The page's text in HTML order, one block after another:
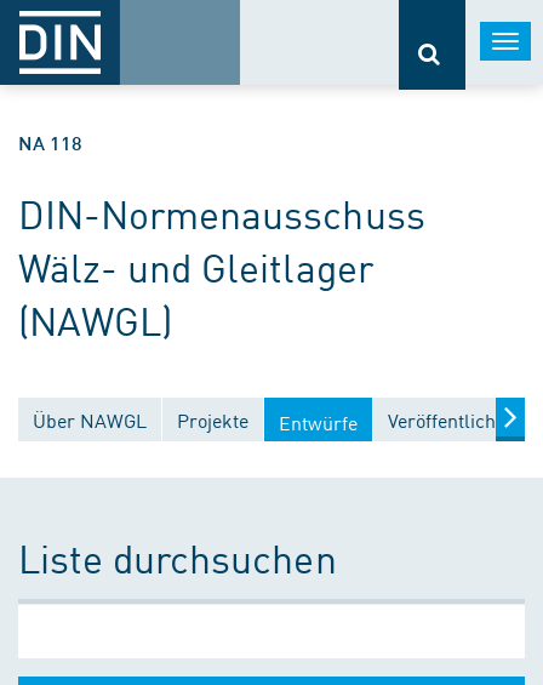
NA 118
DIN-Normenausschuss
Wälz- und Gleitlager
(NAWGL)
Über NAWGL Projekte Entwürfe
Liste durchsuchen